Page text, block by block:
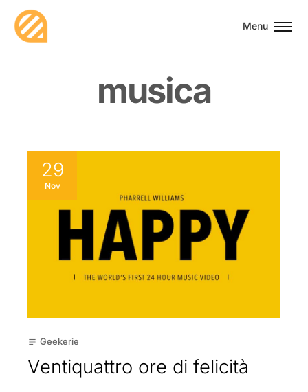
Menu
musica
29
Nov
subject Geekerie
Ventiquattro ore di felicità